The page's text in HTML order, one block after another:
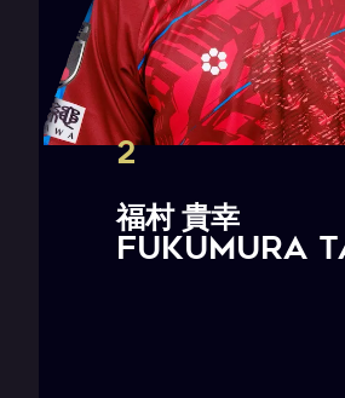
2
福村貴幸
FUKUMURA T